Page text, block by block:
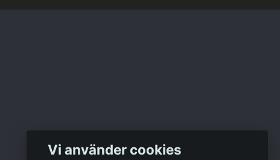
Vi använder cookies